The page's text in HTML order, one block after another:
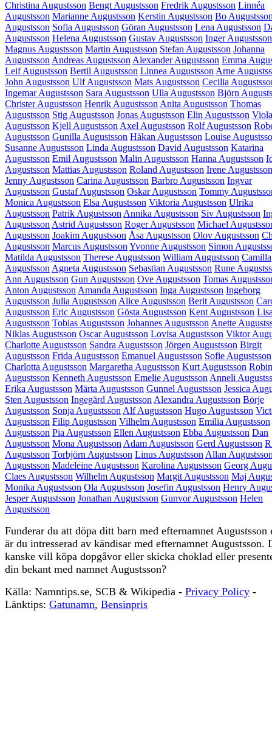
Christina Augustsson Bengt Augustsson Fredrik Augustsson Linnéa
Augustsson Marianne Augustsson Kerstin Augustsson Bo
Augustsson Sofia Augustsson Göran Augustsson Lena Augustsson
Augustsson Helena Augustsson Gustav Augustsson Inger Augustsson
Magnus Augustsson Martin Augustsson Stefan Augustsson Johanna
Augustsson Andreas Augustsson Alexander Augustsson Emma
Leif Augustsson Bertil Augustsson Linnea Augustsson Arne
John Augustsson Ulf Augustsson Mats Augustsson Cecilia
Ingemar Augustsson Sara Augustsson Ulla Augustsson Björn
Christer Augustsson Henrik Augustsson Anita Augustsson Thomas
Augustsson Stig Augustsson Jonas Augustsson Elin Augustsson Viola
Augustsson Kjell Augustsson Axel Augustsson Rolf Augustsson
Augustsson Gunilla Augustsson Håkan Augustsson Louise
Susanne Augustsson Linda Augustsson David Augustsson Katarina
Augustsson Emil Augustsson Malin Augustsson Hanna Augustsson
Augustsson Mattias Augustsson Roland Augustsson Irene Augustsson
Jenny Augustsson Carina Augustsson Barbro Augustsson Ingvar
Augustsson Gustaf Augustsson Oskar Augustsson Tommy
Monica Augustsson Elsa Augustsson Viktoria Augustsson Ulrika
Augustsson Patrik Augustsson Annika Augustsson Siv Augustsson
Augustsson Astrid Augustsson Roger Augustsson Michael
Augustsson Joakim Augustsson Åsa Augustsson Olov Augustsson
Augustsson Marcus Augustsson Yvonne Augustsson Simon
Matilda Augustsson Therese Augustsson William Augustsson Camilla
Augustsson Agneta Augustsson Sebastian Augustsson Rune
Ann Augustsson Gun Augustsson Ove Augustsson Tomas
Anton Augustsson Amanda Augustsson Inga Augustsson Ingeborg
Augustsson Julia Augustsson Alice Augustsson Berit Augustsson
Augustsson Eric Augustsson Gösta Augustsson Kent Augustsson
Augustsson Tobias Augustsson Johannes Augustsson Anette
Niklas Augustsson Oscar Augustsson Lovisa Augustsson Viktor
Charlotte Augustsson Sandra Augustsson Jörgen Augustsson Birgit
Augustsson Frida Augustsson Emanuel Augustsson Sofie Augustsson
Charlotta Augustsson Margaretha Augustsson Kurt Augustsson Robin
Augustsson Kenneth Augustsson Emelie Augustsson Anneli
Erika Augustsson Märta Augustsson Gunnel Augustsson Jessica
Sten Augustsson Ingegärd Augustsson Alexandra Augustsson Börje
Augustsson Sonja Augustsson Alf Augustsson Hugo Augustsson
Augustsson Filip Augustsson Vilhelm Augustsson Emilia Augustsson
Augustsson Pia Augustsson Ellen Augustsson Ebba Augustsson Dan
Augustsson Mona Augustsson Adam Augustsson Gerd Augustsson
Augustsson Torbjörn Augustsson Linus Augustsson Allan
Augustsson Madeleine Augustsson Karolina Augustsson Georg
Claes Augustsson Wilhelm Augustsson Margit Augustsson Maj
Monika Augustsson Ola Augustsson Josefin Augustsson Henry
Jesper Augustsson Jonathan Augustsson Gunvor Augustsson Helen
Augustsson
Funderar du att döpa ditt barn med efternamnet Augustsson
är du intresserad av kändisar med efternamnet Augustsson.
kanske vill köpa dopgåvor eller skicka choklad eller
din bekant med namnet Augustsson?
Källa: Namntips.se, SCB & Wikipedia - Privacy Policy -
Länktips: Gatunamn, Bensinpris